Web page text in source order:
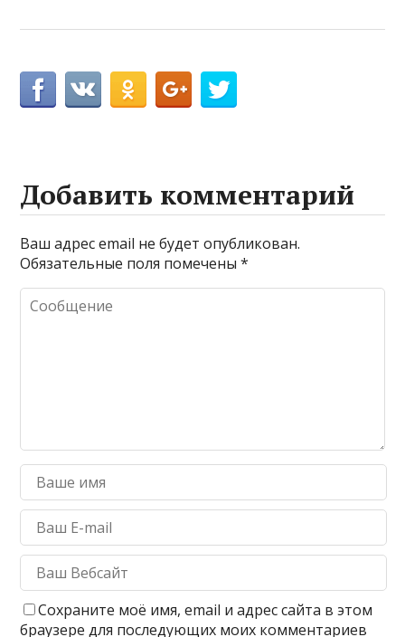
Добавить комментарий
Ваш адрес email не будет опубликован.
Обязательные поля помечены*
Сохраните моё имя, email и адрес сайта в этом
браузере для последующих моих комментариев